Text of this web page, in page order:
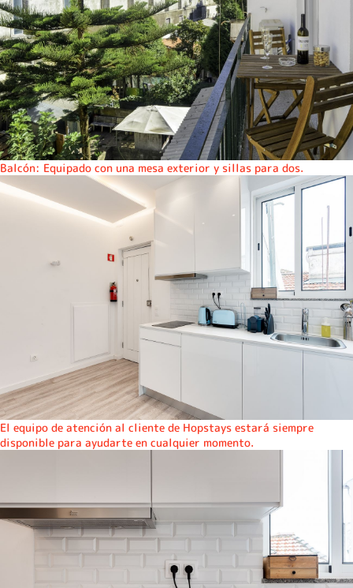
Balcón: Equipado con una mesa exterior y sillas para dos.
El equipo de atención al cliente de Hopstays estará siempre
disponible para ayudarte en cualquier momento.